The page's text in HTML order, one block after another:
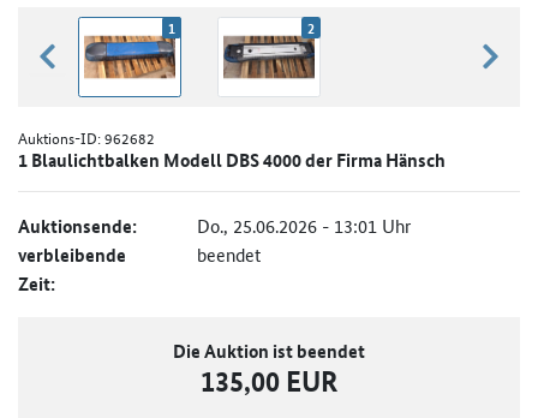
zurück blättern
1 2
Auktions-ID:962682
1 Blaulichtbalken Modell DBS 4000 der Firma Hänsch
Auktionsende: Do., 25.06.2026 - 13:01 Uhr
verbleibende
Zeit:
beendet
Die Auktion ist beendet
135,00 EUR